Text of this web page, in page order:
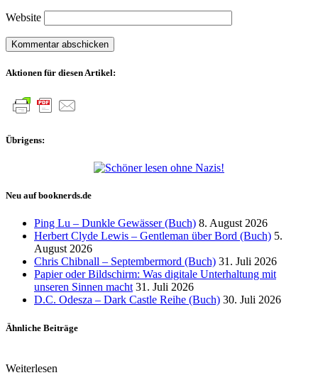
Website
Aktionen für diesen Artikel:
Übrigens:
Neu auf booknerds.de
Ping Lu – Dunkle Gewässer (Buch) 8. August 2026
Herbert Clyde Lewis – Gentleman über Bord (Buch) 5.
August 2026
Chris Chibnall – Septembermord (Buch) 31. Juli 2026
Papier oder Bildschirm: Was digitale Unterhaltung mit
unseren Sinnen macht 31. Juli 2026
D.C. Odesza – Dark Castle Reihe (Buch) 30. Juli 2026
Ähnliche Beiträge
Weiterlesen